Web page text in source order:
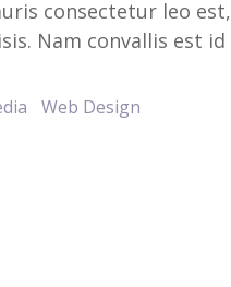
consectetur leo
Nam convallis est
Web Design